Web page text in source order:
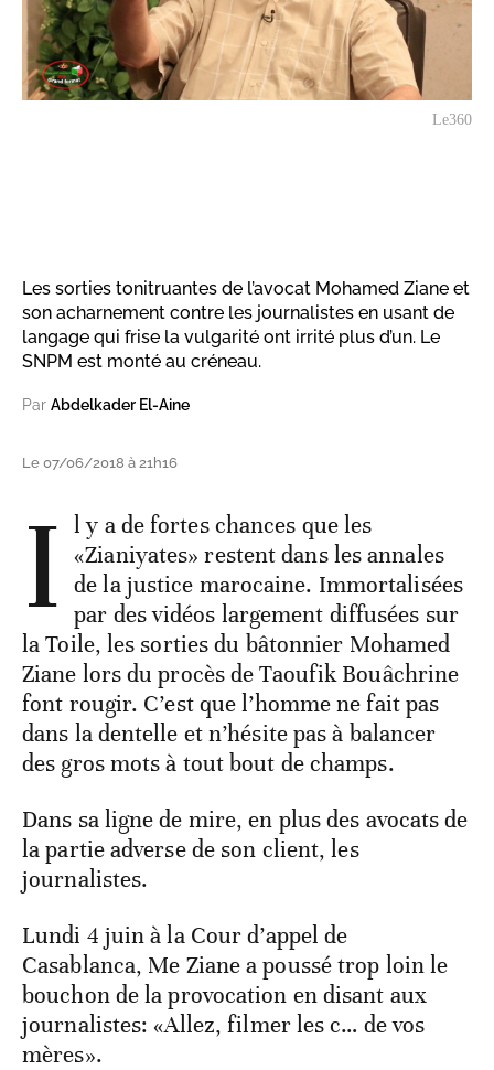
Le360
Les sorties tonitruantes de l’avocat Mohamed Ziane et
son acharnement contre les journalistes en usant de
langage qui frise la vulgarité ont irrité plus d’un. Le
SNPM est monté au créneau.
Par Abdelkader El-Aine
Le 07/06/2018 à 21h16
I l y a de fortes chances que les
«Zianiyates» restent dans les annales
de la justice marocaine. Immortalisées
par des vidéos largement diffusées sur
la Toile, les sorties du bâtonnier Mohamed
Ziane lors du procès de Taoufik Bouâchrine
font rougir. C’est que l’homme ne fait pas
dans la dentelle et n’hésite pas à balancer
des gros mots à tout bout de champs.
Dans sa ligne de mire, en plus des avocats de
la partie adverse de son client, les
journalistes.
Lundi 4 juin à la Cour d’appel de
Casablanca, Me Ziane a poussé trop loin le
bouchon de la provocation en disant aux
journalistes: «Allez, filmer les c… de vos
mères».